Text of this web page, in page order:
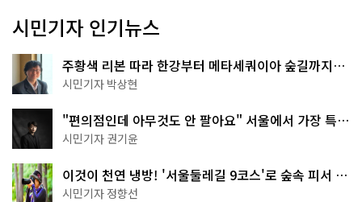
시민기자 인기뉴스
주황색 리본 따라 한강부터 메타세쿼이아 숲길까지…
서울둘레길 15코스
시민기자 박상현
"편의점인데 아무것도 안 팔아요" 서울에서 가장 특별
한 편의점의 정체
시민기자 권기윤
이것이 천연 냉방! '서울둘레길 9코스'로 숲속 피서 떠
나볼까
시민기자 정향선